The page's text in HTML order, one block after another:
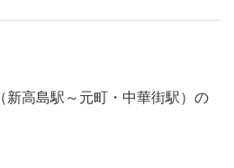
新高島駅～元町・中華街駅）の